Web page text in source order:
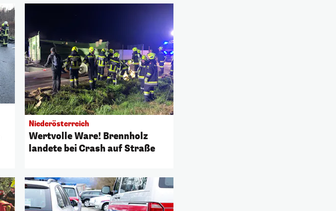
Niederösterreich
Wertvolle Ware! Brennholz
landete bei Crash auf Straße